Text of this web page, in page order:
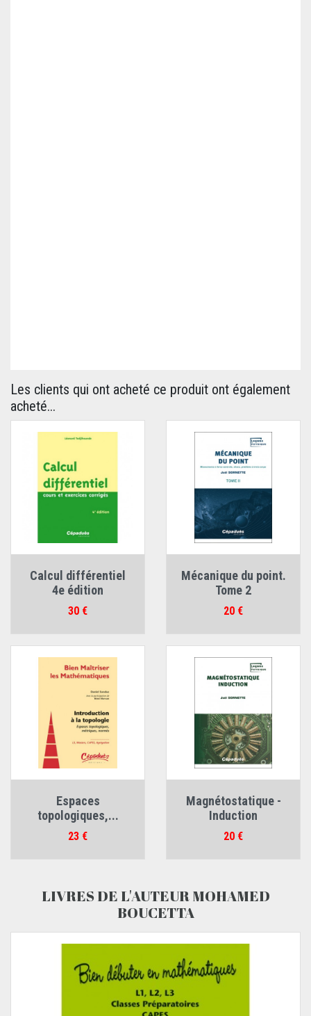
Les clients qui ont acheté ce produit ont également
acheté...
Calcul différentiel
4e édition
Prix
30 €
Mécanique du point.
Tome 2
Prix
20 €
Espaces
topologiques,...
Prix
23 €
Magnétostatique -
Induction
Prix
20 €
LIVRES DE L'AUTEUR MOHAMED
BOUCETTA